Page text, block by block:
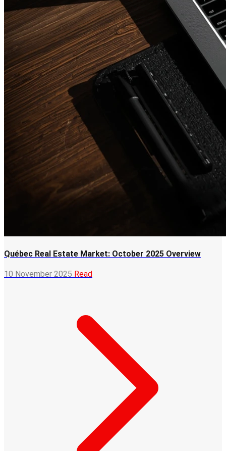
Québec Real Estate Market: October 2025 Overview
10 November 2025 Read